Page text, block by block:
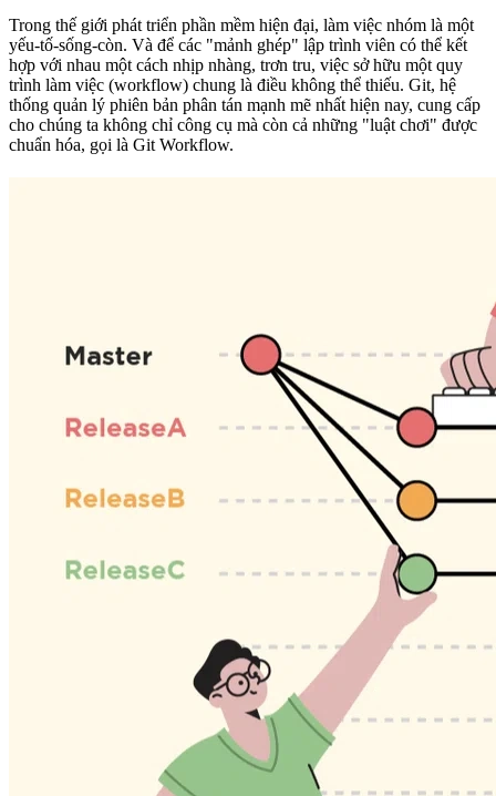
Trong thế giới phát triển phần mềm hiện đại, làm việc nhóm là một
yếu-tố-sống-còn. Và để các "mảnh ghép" lập trình viên có thể kết
hợp với nhau một cách nhịp nhàng, trơn tru, việc sở hữu một quy
trình làm việc (workflow) chung là điều không thể thiếu. Git, hệ
thống quản lý phiên bản phân tán mạnh mẽ nhất hiện nay, cung cấp
cho chúng ta không chỉ công cụ mà còn cả những "luật chơi" được
chuẩn hóa, gọi là Git Workflow.